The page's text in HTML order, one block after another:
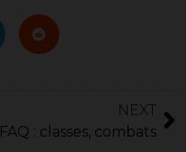
NEXT
FAQ : classes, combats